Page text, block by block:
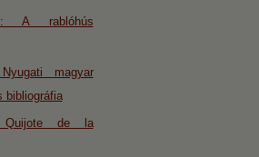
A rablóhús
magyar
bibliográfia
Quijote de la